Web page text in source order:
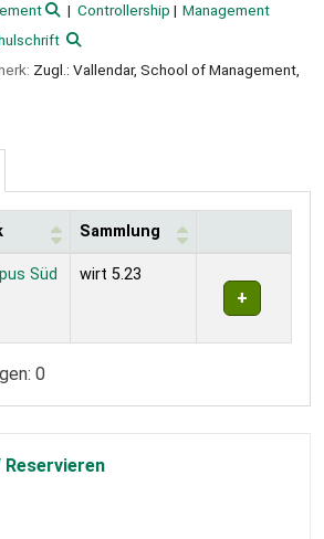
Controllership
Management
Zugl.: Vallendar, School of Management,
Sammlung
Süd wirt 5.23
0